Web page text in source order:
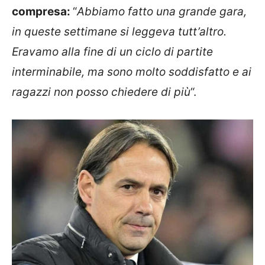
compresa: “Abbiamo fatto una grande gara,
in queste settimane si leggeva tutt’altro.
Eravamo alla fine di un ciclo di partite
interminabile, ma sono molto soddisfatto e ai
ragazzi non posso chiedere di più“.